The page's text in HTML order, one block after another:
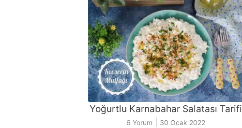
Yoğurtlu Karnabahar Salatası Tarifi
6 Yorum 30 Ocak 2022